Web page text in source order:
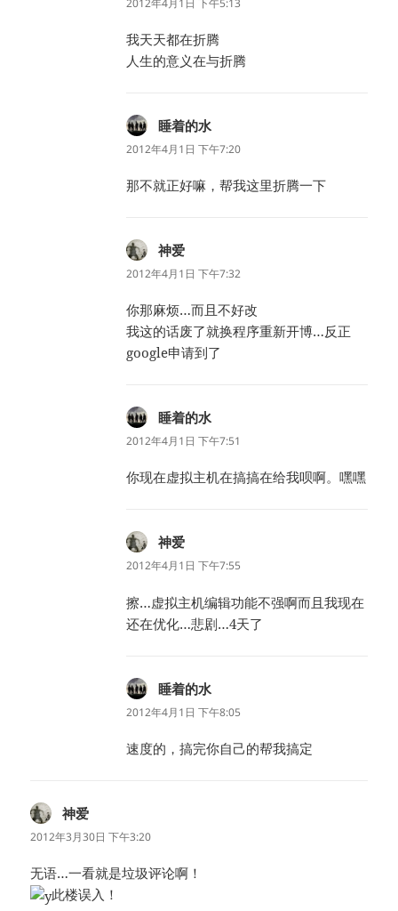
我天天都在折腾
人生的意义在与折腾
睡着的水
道：
2012年4月1日 下午7:20
那不就正好嘛，帮我这里折腾一下
神爱
道：
2012年4月1日 下午7:32
你那麻烦…而且不好改
我这的话废了就换程序重新开博…反正
google申请到了
睡着的水说
道：
2012年4月1日 下午7:51
你现在虚拟主机在搞搞在给我呗啊。嘿嘿
神爱
道：
2012年4月1日 下午7:55
擦…虚拟主机编辑功能不强啊而且我现在
还在优化…悲剧…4天了
睡着的水
道：
2012年4月1日 下午8:05
速度的，搞完你自己的帮我搞定
神爱
道：
2012年3月30日 下午3:20
无语…一看就是垃圾评论啊！
此楼误入！